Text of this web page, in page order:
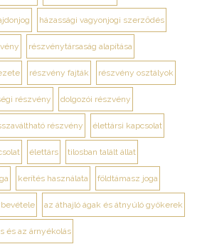
házassági vagyonjogi szerződés
részvénytársaság alapítása
részvény fajták részvény osztályok
részvény dolgozói részvény
részvény élettársi kapcsolat
élettárs tilosban talált állat
kerítés használata földtámasz joga
az áthajló ágak és átnyúló gyökerek
és az árnyékolás